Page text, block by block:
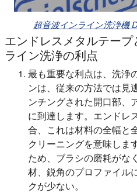
超音波インライン洗浄機
エンドレスメタルテー
ライン洗浄の利点
最も重要な利点は、洗浄
ンは、従来の方法では見
ンチングされた開口部、
に到達します。エンドレ
合、これは材料の全幅と
クリーニングを意味しま
ため、ブラシの磨耗がな
材、鋭角のプロファイル
クが少ない。